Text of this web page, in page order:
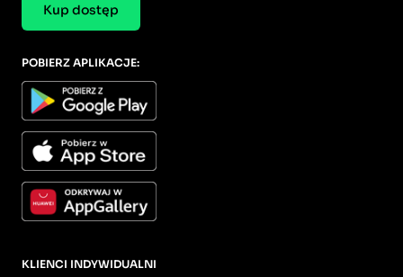
Kup dostęp
KLIENCI INDYWIDUALNI
POBIERZ APLIKACJE: